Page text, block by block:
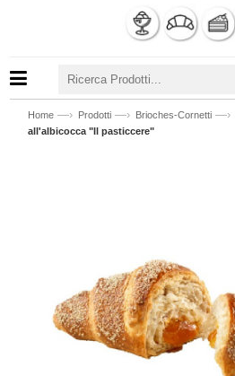
Home —› Prodotti —› Brioches-Cornetti —›
all'albicocca "Il pasticcere"